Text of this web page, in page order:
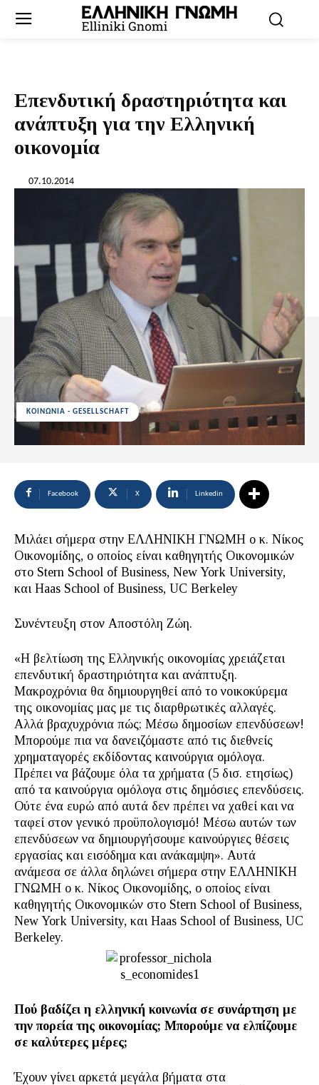
Επενδυτική δραστηριότητα και
ανάπτυξη για την Ελληνική
οικονομία
07.10.2014
ΚΟΙΝΩΝΙΑ - GESELLSCHAFT
Facebook X Linkedin
Μιλάει σήμερα στην ΕΛΛΗΝΙΚΗ ΓΝΩΜΗ ο κ. Νίκος
Οικονομίδης, ο οποίος είναι καθηγητής Οικονομικών
στο Stern School of Business, New York University,
και Haas School of Business, UC Berkeley
Συνέντευξη στον Αποστόλη Ζώη.
«Η βελτίωση της Ελληνικής οικονομίας χρειάζεται
επενδυτική δραστηριότητα και ανάπτυξη.
Μακροχρόνια θα δημιουργηθεί από το νοικοκύρεμα
της οικονομίας μας με τις διαρθρωτικές αλλαγές.
Αλλά βραχυχρόνια πώς; Μέσω δημοσίων επενδύσεων!
Μπορούμε πια να δανειζόμαστε από τις διεθνείς
χρηματαγορές εκδίδοντας καινούργια ομόλογα.
Πρέπει να βάζουμε όλα τα χρήματα (5 δισ. ετησίως)
από τα καινούργια ομόλογα στις δημόσιες επενδύσεις.
Ούτε ένα ευρώ από αυτά δεν πρέπει να χαθεί και να
ταφεί στον γενικό προϋπολογισμό! Μέσω αυτών των
επενδύσεων να δημιουργήσουμε καινούργιες θέσεις
εργασίας και εισόδημα και ανάκαμψη». Αυτά
ανάμεσα σε άλλα δηλώνει σήμερα στην ΕΛΛΗΝΙΚΗ
ΓΝΩΜΗ ο κ. Νίκος Οικονομίδης, ο οποίος είναι
καθηγητής Οικονομικών στο Stern School of Business,
New York University, και Haas School of Business, UC
Berkeley.
Πού βαδίζει η ελληνική κοινωνία σε συνάρτηση με
την πορεία της οικονομίας; Μπορούμε να ελπίζουμε
σε καλύτερες μέρες;
Έχουν γίνει αρκετά μεγάλα βήματα στα